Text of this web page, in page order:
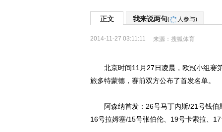
正文 我来说两句( 人参与)
2014-11-27 03:11:11 来源： 搜狐体育
北京时间11月27日凌晨，欧冠小组赛第
旅多特蒙德，赛前双方公布了首发名单。
阿森纳首发：26号马丁内斯/21号钱伯
16号拉姆塞/15号张伯伦、19号卡索拉、